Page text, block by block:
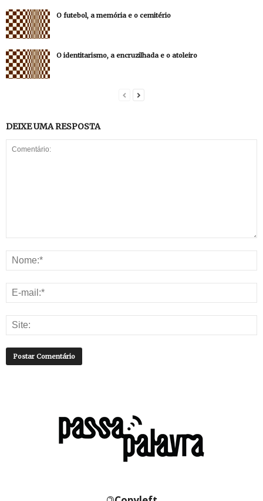
O futebol, a memória e o cemitério
O identitarismo, a encruzilhada e o atoleiro
DEIXE UMA RESPOSTA